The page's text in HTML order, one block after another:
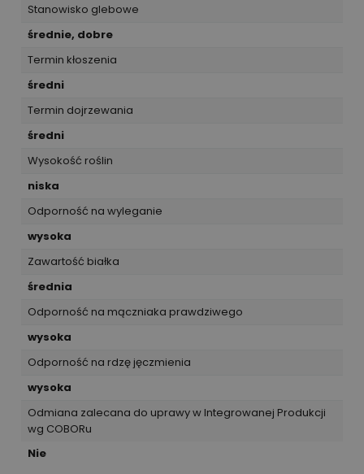
Stanowisko glebowe
średnie, dobre
Termin kłoszenia
średni
Termin dojrzewania
średni
Wysokość roślin
niska
Odporność na wyleganie
wysoka
Zawartość białka
średnia
Odporność na mączniaka prawdziwego
wysoka
Odporność na rdzę jęczmienia
wysoka
Odmiana zalecana do uprawy w Integrowanej Produkcji
wg COBORu
Nie